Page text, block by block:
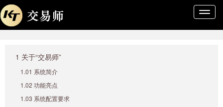
导
1 关于“交易师”
1.01 系统简介
1.02 功能亮点
1.03 系统配置要求